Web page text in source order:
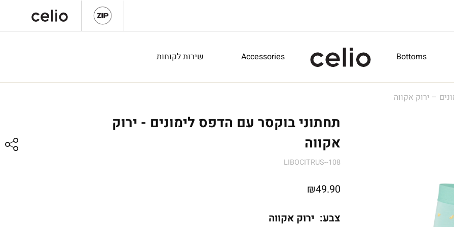
Bottoms
Accessories שירות לקוחות
– ירוק אקווה
תחתוני בוקסר עם הדפס לימונים - ירוק
אקווה
LIBOCITRUS--108
₪49.90
צבע: ירוק אקווה